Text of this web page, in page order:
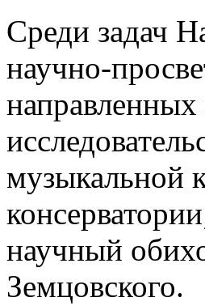
Среди задач
научно-
музыкальной
научный
Земцовского.